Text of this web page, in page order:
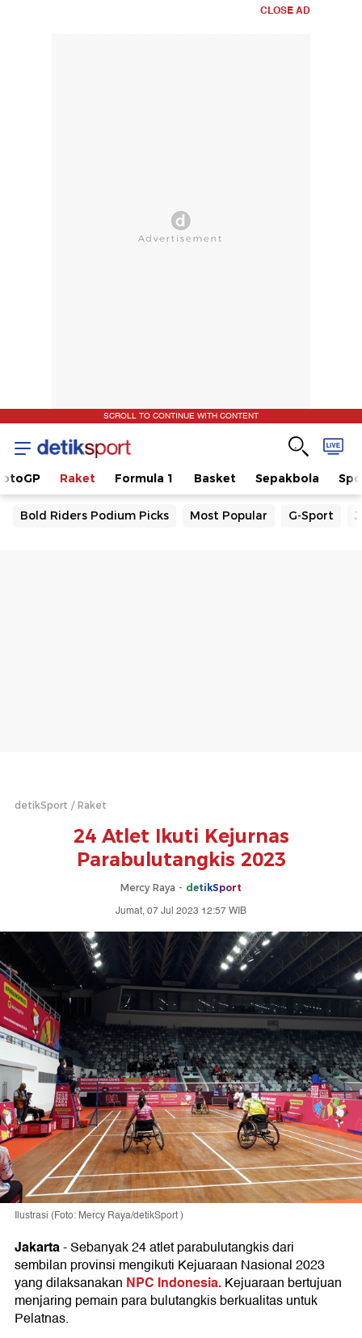
CLOSE AD
SCROLL TO CONTINUE WITH CONTENT
Raket Formula 1 Basket Sepakbola
Bold Riders Podium Picks Most Popular G-Sport
detikSport Raket
24 Atlet Ikuti Kejurnas
Parabulutangkis 2023
Mercy Raya - detikSport
Jumat, 07 Jul 2023 12:57 WIB
Ilustrasi (Foto: Mercy Raya/detikSport )
Jakarta-Sebanyak 24 atlet parabulutangkis dari
sembilan provinsi mengikuti Kejuaraan Nasional 2023
yang dilaksanakan NPC Indonesia.Kejuaraan bertujuan
menjaring pemain para bulutangkis berkualitas untuk
Pelatnas.